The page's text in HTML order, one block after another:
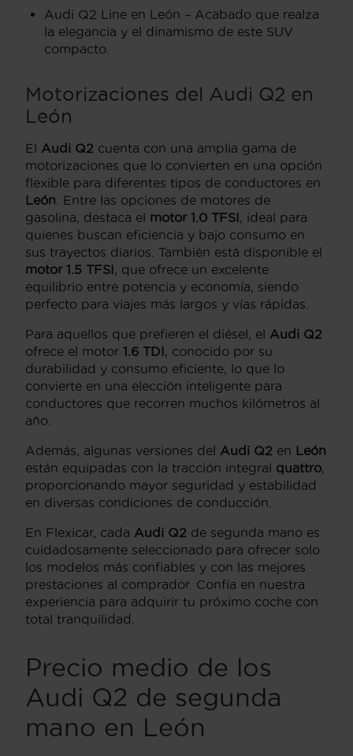
Audi Q2 Line en León – Acabado que realza
la elegancia y el dinamismo de este SUV
compacto.
Motorizaciones del Audi Q2 en
León
El Audi Q2 cuenta con una amplia gama de
motorizaciones que lo convierten en una opción
flexible para diferentes tipos de conductores en
León . Entre las opciones de motores de
gasolina, destaca el motor 1.0 TFSI , ideal para
quienes buscan eficiencia y bajo consumo en
sus trayectos diarios. También está disponible el
motor 1.5 TFSI , que ofrece un excelente
equilibrio entre potencia y economía, siendo
perfecto para viajes más largos y vías rápidas.
Para aquellos que prefieren el diésel, el Audi Q2
ofrece el motor 1.6 TDI , conocido por su
durabilidad y consumo eficiente, lo que lo
convierte en una elección inteligente para
conductores que recorren muchos kilómetros al
año.
Además, algunas versiones del Audi Q2 en León
están equipadas con la tracción integral quattro,
proporcionando mayor seguridad y estabilidad
en diversas condiciones de conducción.
En Flexicar, cada Audi Q2 de segunda mano es
cuidadosamente seleccionado para ofrecer solo
los modelos más confiables y con las mejores
prestaciones al comprador. Confía en nuestra
experiencia para adquirir tu próximo coche con
total tranquilidad.
Precio medio de los
Audi Q2 de segunda
mano en León